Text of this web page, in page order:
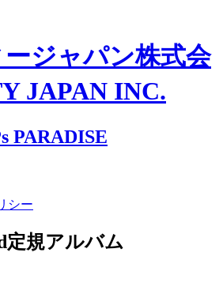
ジャパン株式会
JAPAN INC.
PARADISE
シー
定規アルバム